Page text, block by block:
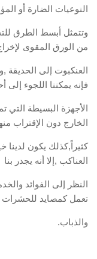
النوعيات الضارة أو
وتتمثل أبسط الطرق
من الورق المقوى
العنكبوت إلى الحديقة
فإنه يمكننا اللجوء إلى
الأجهزة البسيطة التي
الخارج دون الإقتراب
كثيراً,كذلك يكون لدينا
العناكب ,إلا أنه يجدر بنا
النظر إلى الفوائد
تعمل كمصايد للحشرات
والذباب.